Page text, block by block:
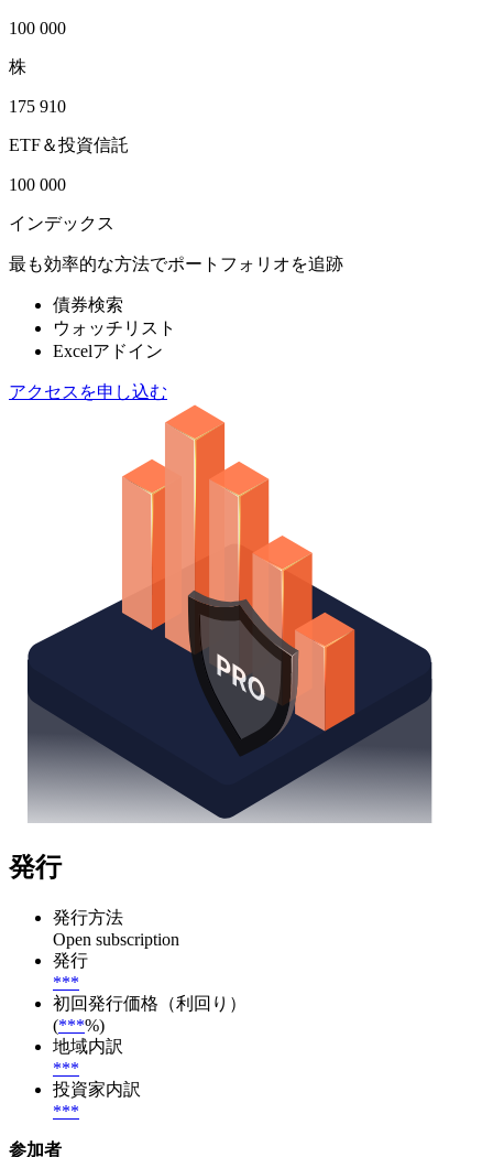
100 000
株
175 910
ETF＆投資信託
100 000
インデックス
最も効率的な方法でポートフォリオを追跡
債券検索
ウォッチリスト
Excelアドイン
アクセスを申し込む
発行
発行方法
Open subscription
発行
***
初回発行価格（利回り）
(***%)
地域内訳
***
投資家内訳
***
参加者